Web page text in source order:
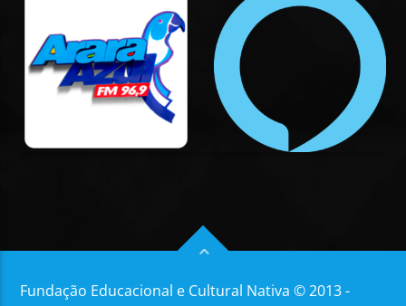
Fundação Educacional e Cultural Nativa © 2013 -